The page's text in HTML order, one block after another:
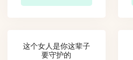
这个女人是你这辈子
要守护的